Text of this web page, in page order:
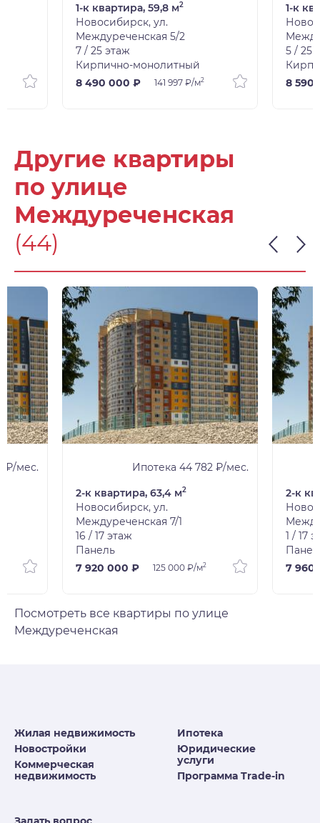
1-к квартира, 59,8 м2
Новосибирск, ул.
Междуреченская 5/2
7 / 25 этаж
Кирпично-монолитный
8 490 000 ₽
141 997 ₽/м2
1-к
5 / 25
8 590
Другие квартиры
по улице
Междуреченская
(44)
₽/мес.
Ипотека 44 782 ₽/мес.
2-к квартира, 63,4 м2
Новосибирск, ул.
Междуреченская 7/1
16 / 17 этаж
Панель
7 920 000 ₽
125 000 ₽/м2
2-к
1 / 17
7 960
Посмотреть все квартиры по улице
Междуреченская
Жилая недвижимость
Новостройки
Коммерческая
недвижимость
Ипотека
Юридические
услуги
Программа Trade-in